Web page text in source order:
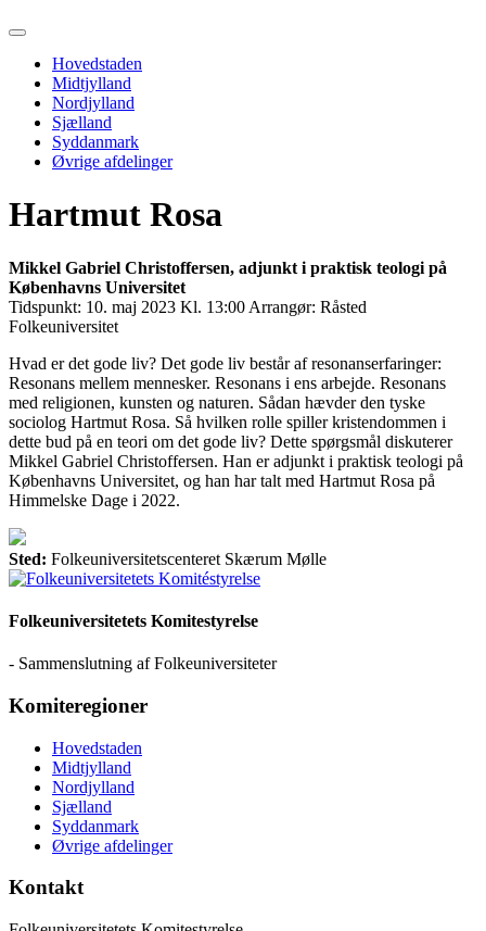
Primary
Hovedstaden
Midtjylland
Nordjylland
Sjælland
Syddanmark
Øvrige afdelinger
Hartmut Rosa
Mikkel Gabriel Christoffersen, adjunkt i praktisk teologi på
Københavns Universitet
Tidspunkt: 10. maj 2023 Kl. 13:00 Arrangør: Råsted
Folkeuniversitet
Hvad er det gode liv? Det gode liv består af resonanserfaringer:
Resonans mellem mennesker. Resonans i ens arbejde. Resonans
med religionen, kunsten og naturen. Sådan hævder den tyske
sociolog Hartmut Rosa. Så hvilken rolle spiller kristendommen i
dette bud på en teori om det gode liv? Dette spørgsmål diskuterer
Mikkel Gabriel Christoffersen. Han er adjunkt i praktisk teologi på
Københavns Universitet, og han har talt med Hartmut Rosa på
Himmelske Dage i 2022.
Sted: Folkeuniversitetscenteret Skærum Mølle
Folkeuniversitetets Komitestyrelse
- Sammenslutning af Folkeuniversiteter
Komiteregioner
Hovedstaden
Midtjylland
Nordjylland
Sjælland
Syddanmark
Øvrige afdelinger
Kontakt